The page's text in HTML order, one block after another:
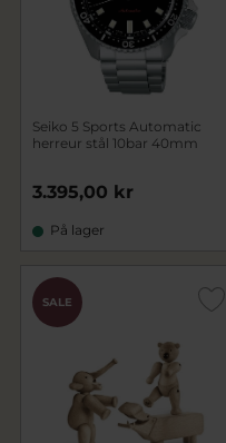
Seiko 5 Sports Automatic
herreur stål 10bar 40mm
3.395,00 kr
På lager
SALE